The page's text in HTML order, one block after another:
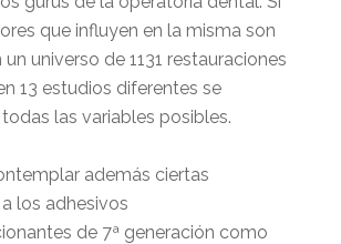
que influyen en la misma son
universo de 1131 restauraciones
13 estudios diferentes se
las variables posibles.
además ciertas
los adhesivos
de 7ª generación como